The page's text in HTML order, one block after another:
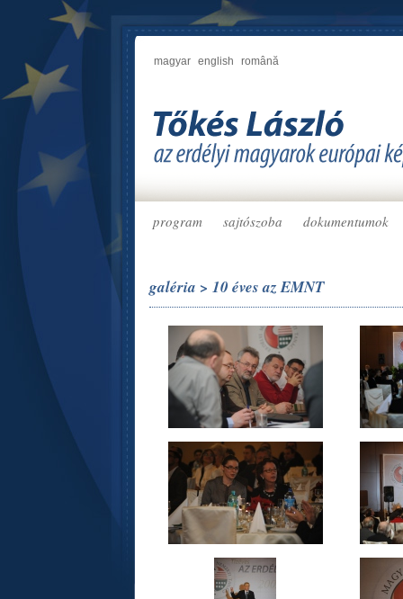
magyar english română
program sajtószoba dokumentumok
galéria > 10 éves az EMNT